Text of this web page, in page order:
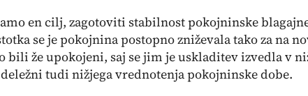
en cilj, zagotoviti stabilnost pokojninske
se je pokojnina postopno zniževala tako za na
bili že upokojeni, saj se jim je uskladitev izvedla v
tudi nižjega vrednotenja pokojninske dobe.